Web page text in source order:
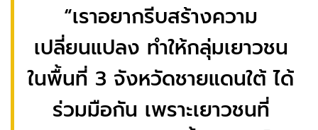
“เราอยากรีบสร้างความ
เปลี่ยนแปลง ทำให้กลุ่มเยาวชน
ในพื้นที่ 3 จังหวัดชายแดนใต้ ได้
ร่วมมือกัน เพราะเยาวชนที่